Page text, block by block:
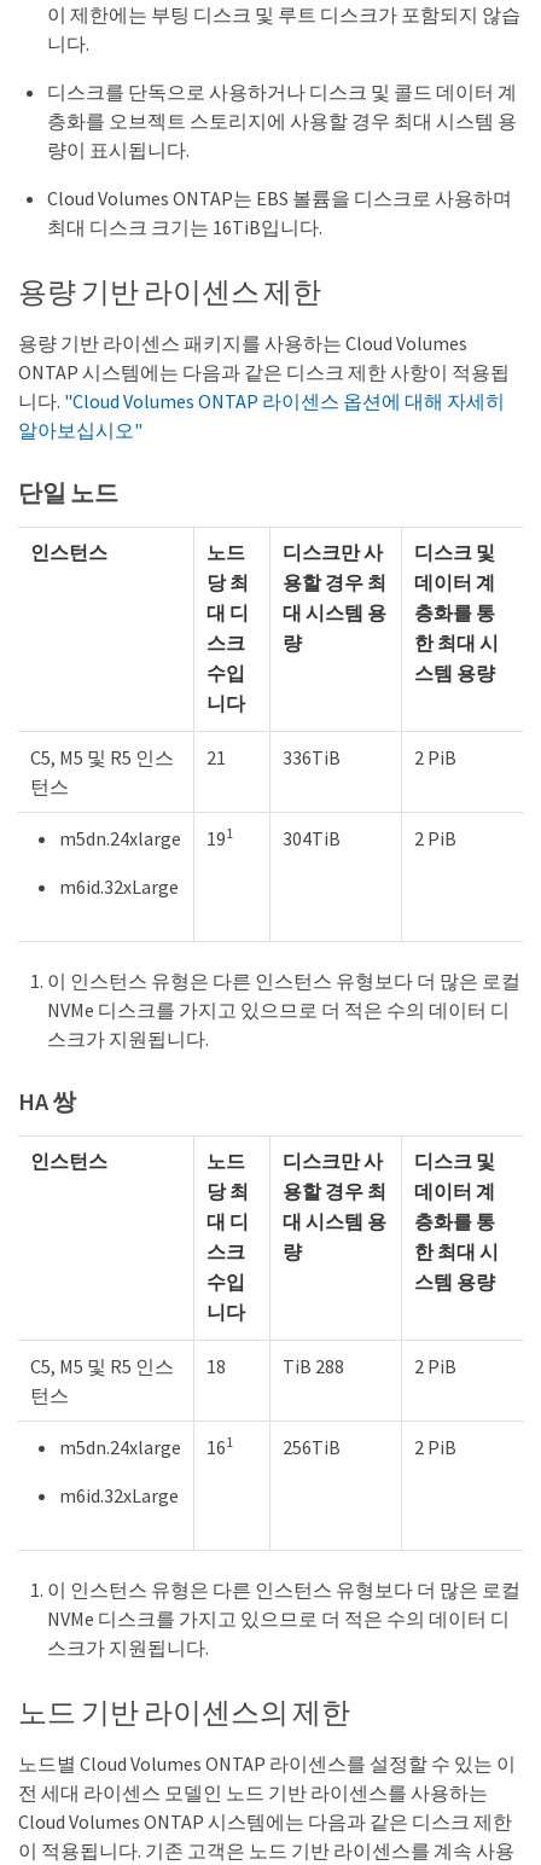
이 제한에는 부팅 디스크 및 루트 디스크가 포함되지 않습
니다.
디스크를 단독으로 사용하거나 디스크 및 콜드 데이터 계
층화를 오브젝트 스토리지에 사용할 경우 최대 시스템 용
량이 표시됩니다.
Cloud Volumes ONTAP는 EBS 볼륨을 디스크로 사용하며
최대 디스크 크기는 16TiB입니다.
용량 기반 라이센스 제한
용량 기반 라이센스 패키지를 사용하는 Cloud Volumes
ONTAP 시스템에는 다음과 같은 디스크 제한 사항이 적용됩
니다. "Cloud Volumes ONTAP 라이센스 옵션에 대해 자세히
알아보십시오"
단일 노드
인스턴스
노드
당 최
대 디
스크
수입
니다
디스크만 사
용할 경우 최
대 시스템 용
량
디스크 및
데이터 계
층화를 통
한 최대 시
스템 용량
C5, M5 및 R5 인스
턴스
21 336TiB 2 PiB
m5dn.24xlarge
m6id.32xLarge
191 304TiB 2 PiB
이 인스턴스 유형은 다른 인스턴스 유형보다 더 많은 로컬
NVMe 디스크를 가지고 있으므로 더 적은 수의 데이터 디
스크가 지원됩니다.
HA 쌍
인스턴스
노드
당 최
대 디
스크
수입
니다
디스크만 사
용할 경우 최
대 시스템 용
량
디스크 및
데이터 계
층화를 통
한 최대 시
스템 용량
C5, M5 및 R5 인스
턴스
18 TiB 288 2 PiB
m5dn.24xlarge
m6id.32xLarge
161 256TiB 2 PiB
이 인스턴스 유형은 다른 인스턴스 유형보다 더 많은 로컬
NVMe 디스크를 가지고 있으므로 더 적은 수의 데이터 디
스크가 지원됩니다.
노드 기반 라이센스의 제한
노드별 Cloud Volumes ONTAP 라이센스를 설정할 수 있는 이
전 세대 라이센스 모델인 노드 기반 라이센스를 사용하는
Cloud Volumes ONTAP 시스템에는 다음과 같은 디스크 제한
이 적용됩니다. 기존 고객은 노드 기반 라이센스를 계속 사용